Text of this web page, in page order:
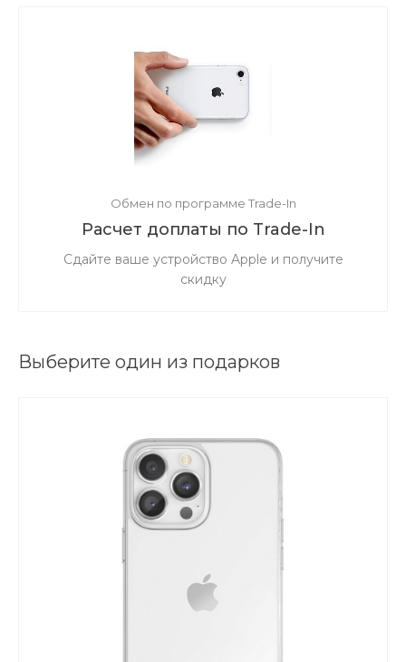
Обмен по программе Trade-In
Расчет доплаты по Trade-In
Сдайте ваше устройство Apple и получите
скидку
Выберите один из подарков